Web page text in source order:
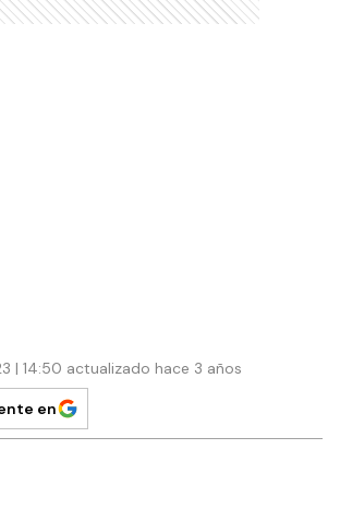
| 14:50 actualizado hace 3 años
en